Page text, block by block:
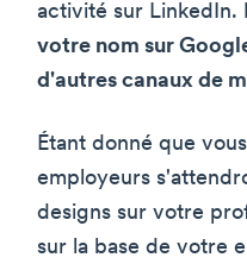
activité sur LinkedIn.
votre nom sur
d'autres canaux de
Étant donné que
employeurs
designs sur votre
sur la base de votre